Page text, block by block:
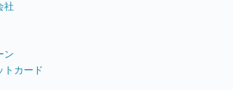
社
ン
トカード